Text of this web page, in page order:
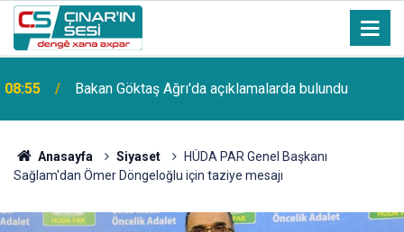
08:55 Bakan Göktaş Ağrı'da açıklamalarda bulundu
Anasayfa Siyaset
HÜDA PAR Genel Başkanı
Sağlam'dan Ömer Döngeloğlu için taziye mesajı